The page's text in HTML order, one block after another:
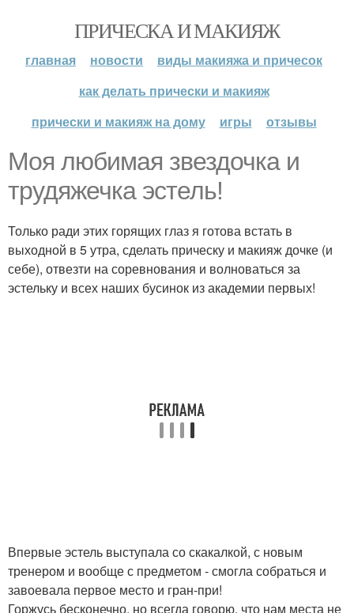
ПРИЧЕСКА И МАКИЯЖ
главная новости
виды макияжа и причесок
как делать прически и макияж
прически и макияж на дому
игры отзывы
Моя любимая звездочка и
трудяжечка эстель!
Только ради этих горящих глаз я готова встать в
выходной в 5 утра, сделать прическу и макияж дочке (и
себе), отвезти на соревнования и волноваться за
эстельку и всех наших бусинок из академии первых!
Впервые эстель выступала со скакалкой, с новым
тренером и вообще с предметом - смогла собраться и
завоевала первое место и гран-при!
Горжусь бесконечно, но всегда говорю, что нам места не